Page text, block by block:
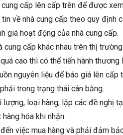
cấp lên cấp trên để được
về nhà cung cấp theo quy định
giá hoạt động của nhà cung cấp.
cung cấp khác nhau trên thị trường.
cao thì có thể tiến hành
nguyên liệu để báo giá lên cấp
trong trạng thái cân bằng.
loại hàng, lập các đề nghị
hóa khi nhận.
việc mua hàng và phải đảm